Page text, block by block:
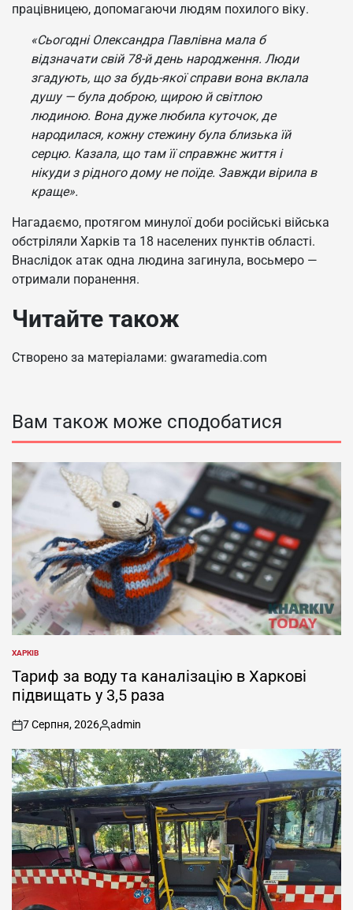
працівницею, допомагаючи людям похилого віку.
«Сьогодні Олександра Павлівна мала б
відзначати свій 78-й день народження. Люди
згадують, що за будь-якої справи вона вклала
душу — була доброю, щирою й світлою
людиною. Вона дуже любила куточок, де
народилася, кожну стежину була близька їй
серцю. Казала, що там її справжнє життя і
нікуди з рідного дому не поїде. Завжди вірила в
краще».
Нагадаємо, протягом минулої доби російські війська
обстріляли Харків та 18 населених пунктів області.
Внаслідок атак одна людина загинула, восьмеро —
отримали поранення.
Читайте також
Створено за матеріалами: gwaramedia.com
Вам також може сподобатися
ОПУБЛІКУВАТИ
У
ХАРКІВ
Тариф за воду та каналізацію в Харкові
підвищать у 3,5 раза
on
7 Серпня, 2026
Опубліковано
admin